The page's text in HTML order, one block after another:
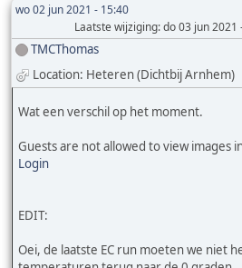
wo 02 jun 2021 - 15:40
Laatste wijziging: do 03 jun 2021
TMCThomas
Location: Heteren (Dichtbij Arnhem)
Wat een verschil op het moment.
Guests are not allowed to view images
Login
EDIT:
Oei, de laatste EC run moeten we niet